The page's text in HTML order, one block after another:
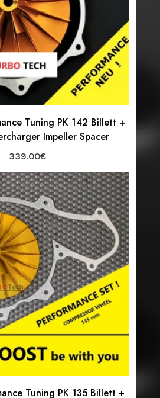
Tuning PK 142 Billett +
Impeller Spacer
339.00€
Tuning PK 135 Billett +